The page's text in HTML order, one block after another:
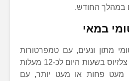
במהלך החודש.
במאי
מתון ונעים, עם טמפרטורות
שנעות בין כ-20 מעלות צלזיוס בשעות היום לכ-12 מעלות
מעט פחות או מעט יותר, עם